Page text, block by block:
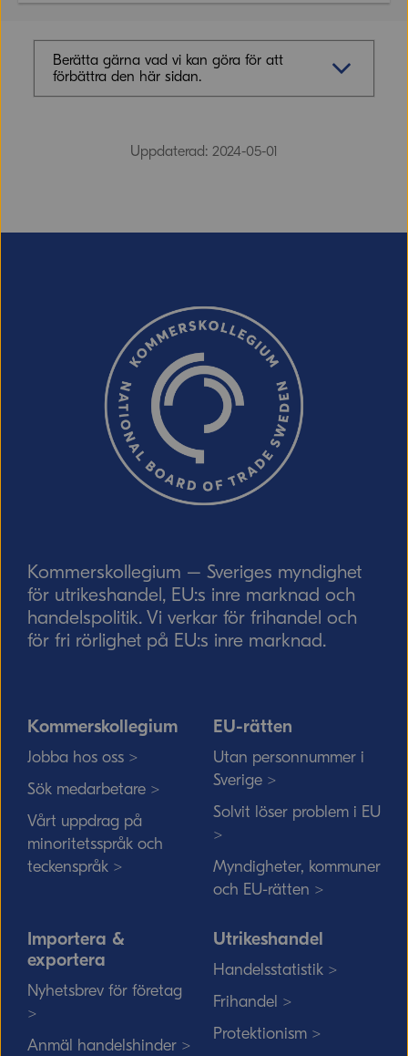
Berätta gärna vad vi kan göra för att
förbättra den här sidan.
Ordverifiering Uppdatera captcha
Uppdaterad: 2024-05-01
Kommerskollegium – Sveriges myndighet
för utrikeshandel, EU:s inre marknad och
handelspolitik. Vi verkar för frihandel och
för fri rörlighet på EU:s inre marknad.
Kommerskollegium
Jobba hos oss >
Sök medarbetare >
Vårt uppdrag på
minoritetsspråk och
teckenspråk >
EU-rätten
Utan personnummer i
Sverige >
Solvit löser problem i EU
>
Myndigheter, kommuner
och EU-rätten >
Importera &
exportera
Nyhetsbrev för företag
>
Anmäl handelshinder >
Utrikeshandel
Handelsstatistik >
Frihandel >
Protektionism >